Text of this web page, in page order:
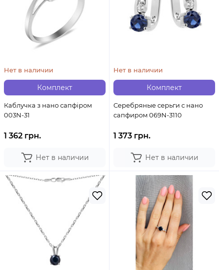
Комплект
Нет в наличии
Каблучка з нано сапфіром
003N-31
1 362 грн.
Нет в наличии
Комплект
Нет в наличии
Серебряные серьги с нано
сапфиром 069N-3110
1 373 грн.
Нет в наличии